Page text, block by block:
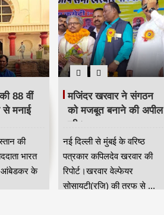
88 वीं
से मनाई
की
भारत
आंबेडकर के
मजिंदर खरवार ने संगठन
को मजबूत बनाने की अपील
की।
नई दिल्ली से मुंबई के वरिष्ठ
पत्रकार कपिलदेव खरवार की
रिपोर्ट।खरवार वेल्फेयर
सोसायटी(रजि) की तरफ से ...